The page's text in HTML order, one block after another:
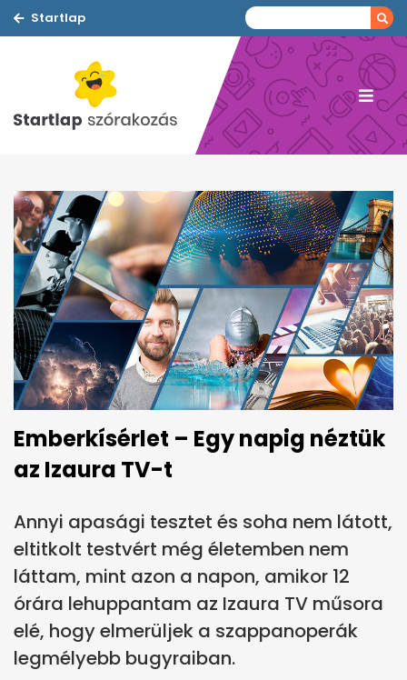
Startlap
Emberkísérlet – Egy napig néztük
az Izaura TV-t
Annyi apasági tesztet és soha nem látott,
eltitkolt testvért még életemben nem
láttam, mint azon a napon, amikor 12
órára lehuppantam az Izaura TV műsora
elé, hogy elmerüljek a szappanoperák
legmélyebb bugyraiban.